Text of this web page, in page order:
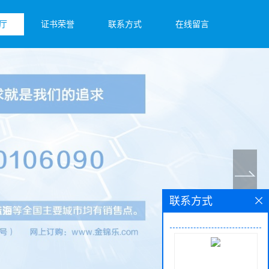
证书荣誉 联系方式 在线留言
联系方式